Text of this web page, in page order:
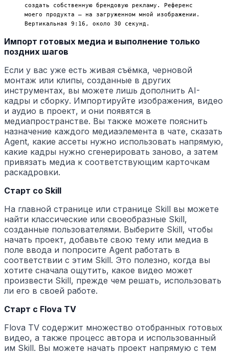
создать собственную брендовую рекламу. Референс
моего продукта — на загруженном мной изображении.
Вертикальная 9:16, около 30 секунд.
Импорт готовых медиа и выполнение только
поздних шагов
Если у вас уже есть живая съёмка, черновой
монтаж или клипы, созданные в других
инструментах, вы можете лишь дополнить AI-
кадры и сборку. Импортируйте изображения, видео
и аудио в проект, и они появятся в
медиапространстве. Вы также можете пояснить
назначение каждого медиаэлемента в чате, сказать
Agent, какие ассеты нужно использовать напрямую,
какие кадры нужно сгенерировать заново, а затем
привязать медиа к соответствующим карточкам
раскадровки.
Старт со Skill
На главной странице или странице Skill вы можете
найти классические или своеобразные Skill,
созданные пользователями. Выберите Skill, чтобы
начать проект, добавьте свою тему или медиа в
поле ввода и попросите Agent работать в
соответствии с этим Skill. Это полезно, когда вы
хотите сначала ощутить, какое видео может
произвести Skill, прежде чем решать, использовать
ли его в своей работе.
Старт с Flova TV
Flova TV содержит множество отобранных готовых
видео, а также процесс автора и использованный
им Skill. Вы можете начать проект напрямую с тем